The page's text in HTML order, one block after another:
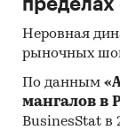
пределах
Неровная
рыночных
По данным
мангалов в
BusinesStat в